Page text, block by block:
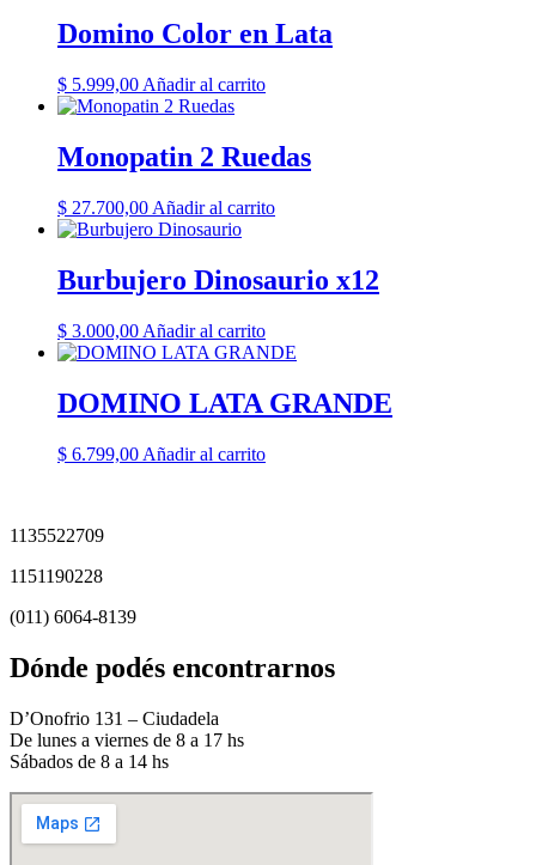
Domino Color en Lata
$ 5.999,00 Añadir al carrito
Monopatin 2 Ruedas
$ 27.700,00 Añadir al carrito
Burbujero Dinosaurio x12
$ 3.000,00 Añadir al carrito
DOMINO LATA GRANDE
$ 6.799,00 Añadir al carrito
1135522709
1151190228
(011) 6064-8139
Dónde podés encontrarnos
D’Onofrio 131 – Ciudadela
De lunes a viernes de 8 a 17 hs
Sábados de 8 a 14 hs